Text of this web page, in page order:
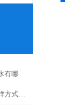
气动高压清洗机清洗介质水有哪些优点
热水高压清洗机通过什么样方式来实现增压呢